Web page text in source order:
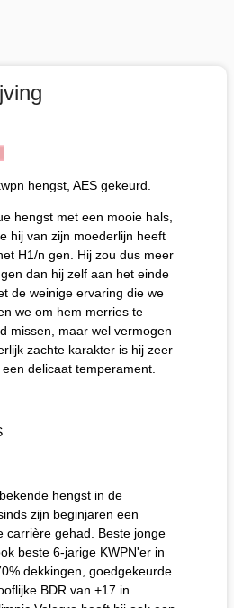
hengst, AES gekeurd.
hengst met een mooie hals,
hij van zijn moederlijn heeft
H1/n gen. Hij zou dus meer
dan hij zelf aan het einde
de weinige ervaring die we
we om hem merries te
missen, maar wel vermogen
zachte karakter is hij zeer
delicaat temperament.
hengst in de
zijn beginjaren een
carrière gehad. Beste jonge
beste 6-jarige KWPN'er in
dekkingen, goedgekeurde
BDR van +17 in